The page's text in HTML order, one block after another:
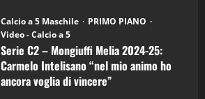
Calcio a 5 Maschile
PRIMO PIANO
Video - Calcio a 5
Serie C2 – Mongiuffi Melia 2024-25:
Carmelo Intelisano “nel mio animo ho
ancora voglia di vincere”
“SportEmpire” in Podcast: 30^ Puntata
(Martedi 05 Maggio 2026)
08/05/2026